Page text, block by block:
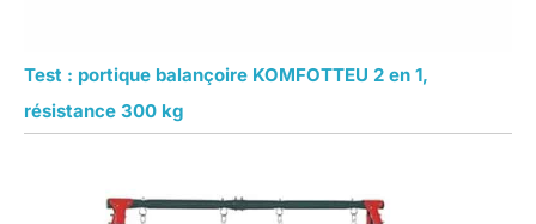
Test : portique balançoire KOMFOTTEU 2 en 1,
résistance 300 kg